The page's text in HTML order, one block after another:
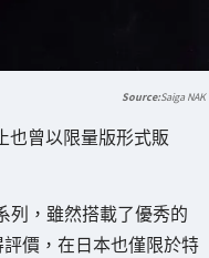
Saiga NAK
曾以限量版形式販
列，雖然搭載了優秀的
價，在日本也僅限於特